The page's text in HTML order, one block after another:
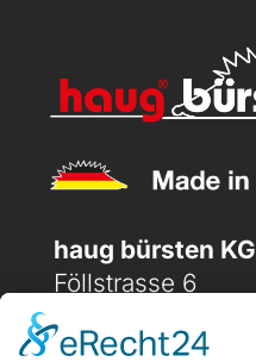
haug bürsten KG
Föllstrasse 6